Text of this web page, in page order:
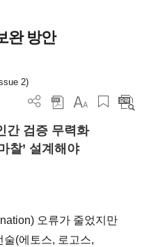
완 방안
2)
간 검증 무력화
찰’ 설계해야
오류가 줄었지만
(에토스, 로고스,